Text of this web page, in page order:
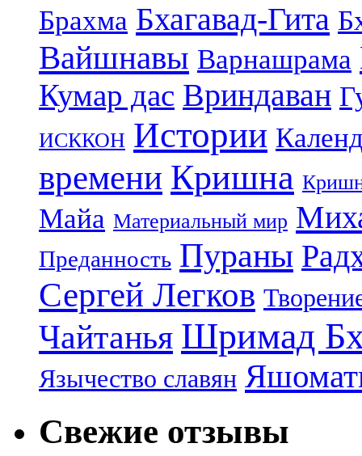
Брахма Бхагавад-Гита
Вайшнавы Варнашрама
Кумар дас Вриндаван
ИСККОН Истории
времени Кришна
Майа Материальный мир
Преданность Пураны
Сергей Легков
Чайтанья Шримад
Язычество славян
Свежие отзывы